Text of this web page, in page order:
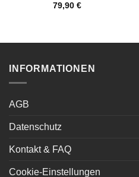
79,90 €
INFORMATIONEN
AGB
Datenschutz
Kontakt & FAQ
Cookie-Einstellungen